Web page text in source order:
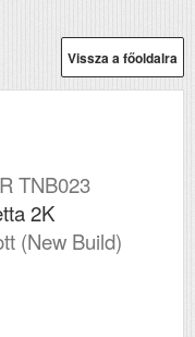
Vissza a főoldalra
TNB023
2K
(New Build)